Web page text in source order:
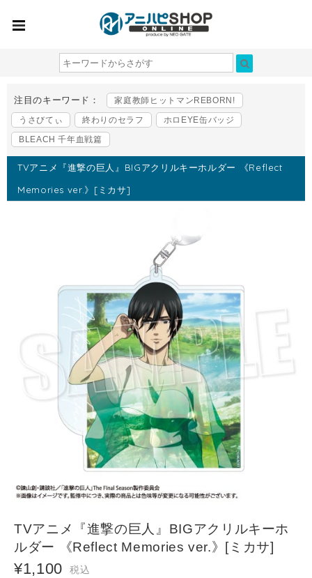
注目のキーワード：
家庭教師ヒットマンREBORN!
うさびてぃ
終わりのセラフ
ホロEYE缶バッジ
BLEACH 千年血戦篇
TVアニメ『進撃の巨人』BIGアクリルキーホルダー 《Reflect
Memories ver.》[ミカサ]
TVアニメ『進撃の巨人』BIGアクリルキーホ
ルダー 《Reflect Memories ver.》[ミカサ]
¥1,100 税込